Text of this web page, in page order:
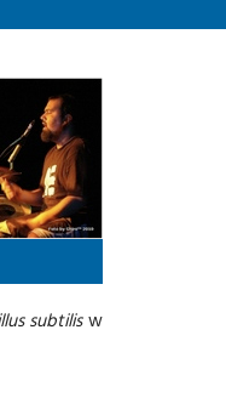
subtilisw